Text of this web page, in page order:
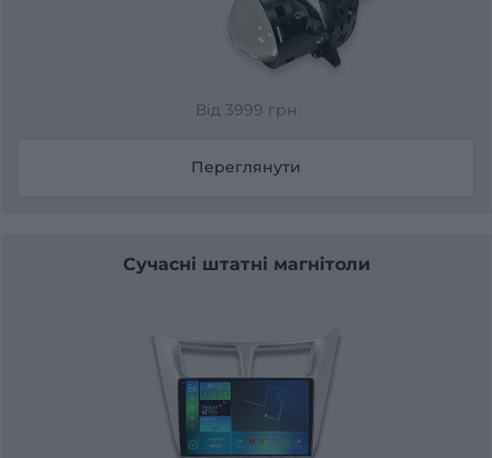
Від 3999 грн
Переглянути
Сучасні штатні магнітоли